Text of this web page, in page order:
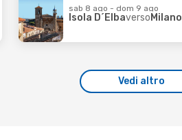
sab 8 ago - dom 9 ago
Isola D´ElbaversoMilano
Vedi altro